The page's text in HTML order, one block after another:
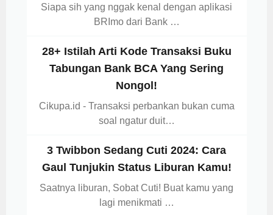
Siapa sih yang nggak kenal dengan aplikasi
BRImo dari Bank …
28+ Istilah Arti Kode Transaksi Buku
Tabungan Bank BCA Yang Sering
Nongol!
Cikupa.id - Transaksi perbankan bukan cuma
soal ngatur duit…
3 Twibbon Sedang Cuti 2024: Cara
Gaul Tunjukin Status Liburan Kamu!
Saatnya liburan, Sobat Cuti! Buat kamu yang
lagi menikmati …